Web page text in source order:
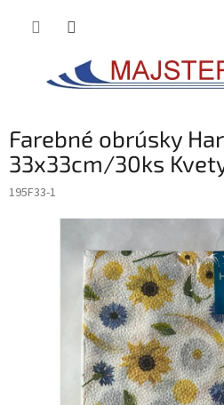
Farebné obrúsky
33x33cm/30ks
195F33-1